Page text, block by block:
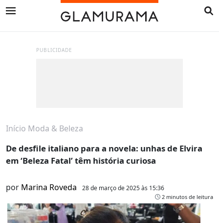
PUBLICIDADE
Início Moda & Beleza
De desfile italiano para a novela: unhas de Elvira
em ‘Beleza Fatal’ têm história curiosa
por Marina Roveda 28 de março de 2025 às 15:36
2 minutos de leitura